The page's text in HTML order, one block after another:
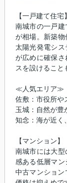
【一戸建て住宅】
南城市の一戸
が相場。新築
太陽光発電シ
が広めに確保
スを設けること
≪人気エリア≫
佐敷：市役所や
玉城：自然が豊
知念：海が近く
【マンション】
南城市には大型
感ある低層マン
中古マンション